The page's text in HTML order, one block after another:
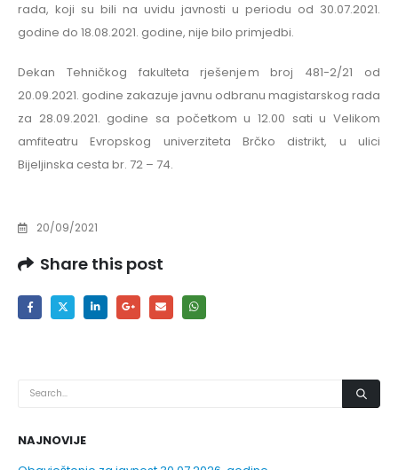
rada, koji su bili na uvidu javnosti u periodu od 30.07.2021.
godine do 18.08.2021. godine, nije bilo primjedbi.
Dekan Tehničkog fakulteta rješenjem broj 481-2/21 od
20.09.2021. godine zakazuje javnu odbranu magistarskog rada
za 28.09.2021. godine sa početkom u 12.00 sati u Velikom
amfiteatru Evropskog univerziteta Brčko distrikt, u ulici
Bijeljinska cesta br. 72 – 74.
20/09/2021
Share this post
NAJNOVIJE